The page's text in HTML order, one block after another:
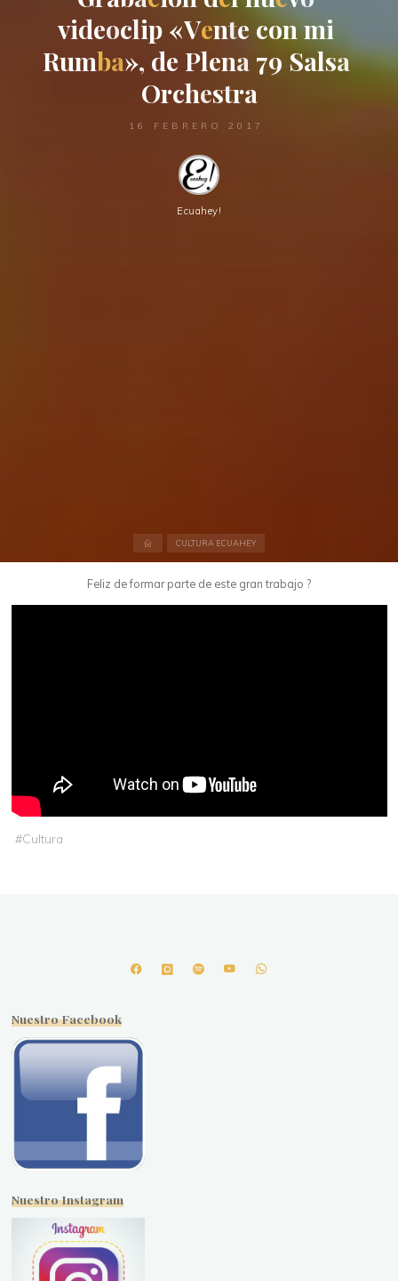
videoclip «Vente conmi
Rumba», de Plena 79 Salsa
Orchestra
16 FEBRERO 2017
Ecuahey!
CULTURA ECUAHEY
Feliz de formar parte de este gran trabajo ?
#Cultura
Nuestro Facebook
Nuestro Instagram